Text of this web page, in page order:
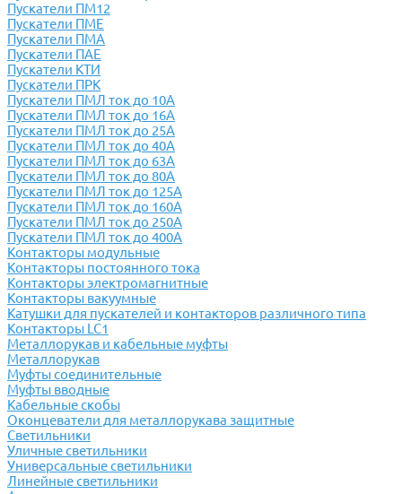
Пускатели ПМ12
Пускатели ПМЕ
Пускатели ПМА
Пускатели ПАЕ
Пускатели КТИ
Пускатели ПРК
Пускатели ПМЛ ток до 10А
Пускатели ПМЛ ток до 16А
Пускатели ПМЛ ток до 25А
Пускатели ПМЛ ток до 40А
Пускатели ПМЛ ток до 63А
Пускатели ПМЛ ток до 80А
Пускатели ПМЛ ток до 125А
Пускатели ПМЛ ток до 160А
Пускатели ПМЛ ток до 250А
Пускатели ПМЛ ток до 400А
Контакторы модульные
Контакторы постоянного тока
Контакторы электромагнитные
Контакторы вакуумные
Катушки для пускателей и контакторов различного типа
Контакторы LC1
Металлорукав и кабельные муфты
Металлорукав
Муфты соединительные
Муфты вводные
Кабельные скобы
Оконцеватели для металлорукава защитные
Светильники
Уличные светильники
Универсальные светильники
Линейные светильники